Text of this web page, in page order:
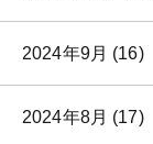
2024年9月 (16)
2024年8月 (17)